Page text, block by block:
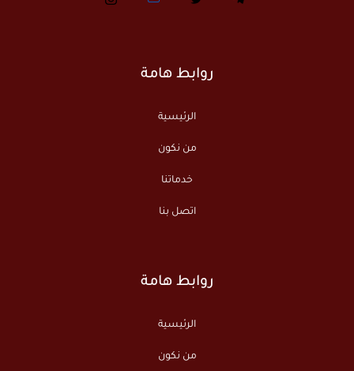
روابط هامة
الرئيسية
من نكون
خدماتنا
اتصل بنا
روابط هامة
الرئيسية
من نكون